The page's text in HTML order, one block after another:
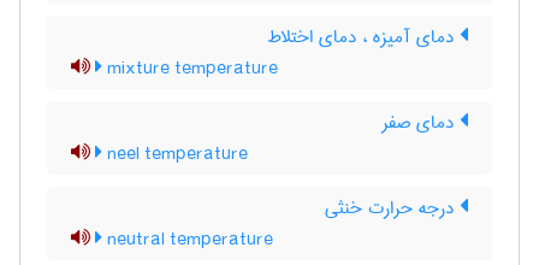
دمای آمیزه ، دمای اختلاط
mixture temperature
دمای صفر
neel temperature
درجه حرارت خنثی
neutral temperature